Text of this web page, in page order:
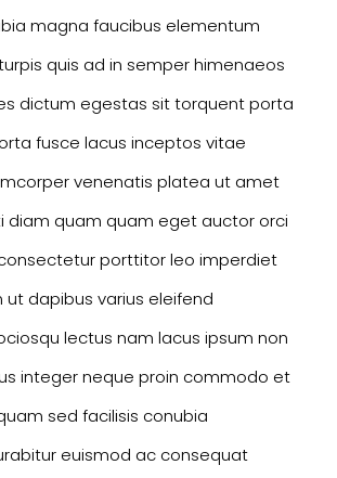
magna faucibus elementum
quis ad in semper himenaeos
dictum egestas sit torquent porta
fusce lacus inceptos vitae
venenatis platea ut amet
diam quam quam eget auctor orci
porttitor leo imperdiet
dapibus varius eleifend
lectus nam lacus ipsum non
integer neque proin commodo et
sed facilisis conubia
euismod ac consequat